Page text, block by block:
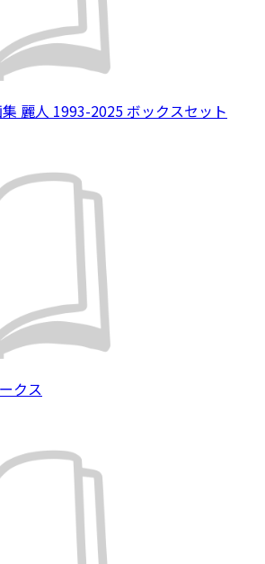
麗人 1993-2025 ボックスセット
クス